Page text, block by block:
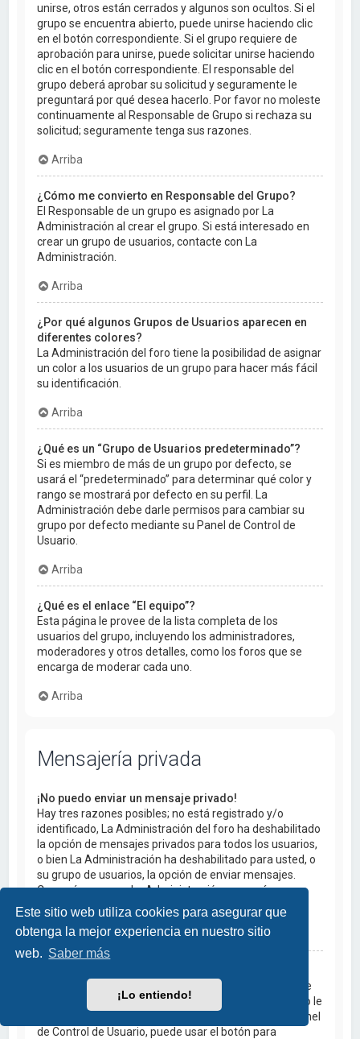
Este sitio web utiliza cookies para asegurar que
obtenga la mejor experiencia en nuestro sitio
web. Saber más
¡Lo entiendo!
unirse, otros están cerrados y algunos son ocultos. Si el
grupo se encuentra abierto, puede unirse haciendo clic
en el botón correspondiente. Si el grupo requiere de
aprobación para unirse, puede solicitar unirse haciendo
clic en el botón correspondiente. El responsable del
grupo deberá aprobar su solicitud y seguramente le
preguntará por qué desea hacerlo. Por favor no moleste
continuamente al Responsable de Grupo si rechaza su
solicitud; seguramente tenga sus razones.
Arriba
¿Cómo me convierto en Responsable del Grupo?
El Responsable de un grupo es asignado por La
Administración al crear el grupo. Si está interesado en
crear un grupo de usuarios, contacte con La
Administración.
Arriba
¿Por qué algunos Grupos de Usuarios aparecen en
diferentes colores?
La Administración del foro tiene la posibilidad de asignar
un color a los usuarios de un grupo para hacer más fácil
su identificación.
Arriba
¿Qué es un “Grupo de Usuarios predeterminado”?
Si es miembro de más de un grupo por defecto, se
usará el “predeterminado” para determinar qué color y
rango se mostrará por defecto en su perfil. La
Administración debe darle permisos para cambiar su
grupo por defecto mediante su Panel de Control de
Usuario.
Arriba
¿Qué es el enlace “El equipo”?
Esta página le provee de la lista completa de los
usuarios del grupo, incluyendo los administradores,
moderadores y otros detalles, como los foros que se
encarga de moderar cada uno.
Arriba
Mensajería privada
¡No puedo enviar un mensaje privado!
Hay tres razones posibles; no está registrado y/o
identificado, La Administración del foro ha deshabilitado
la opción de mensajes privados para todos los usuarios,
o bien La Administración ha deshabilitado para usted, o
su grupo de usuarios, la opción de enviar mensajes.
Comuníquese con La Administración para más
información.
Arriba
Si está recibiendo mensajes maliciosos u ofensivos de
un usuario en particular, puede bloquearlo para que no le
pueda enviar mensajes dentro de las opciones del Panel
de Control de Usuario, puede usar el botón para